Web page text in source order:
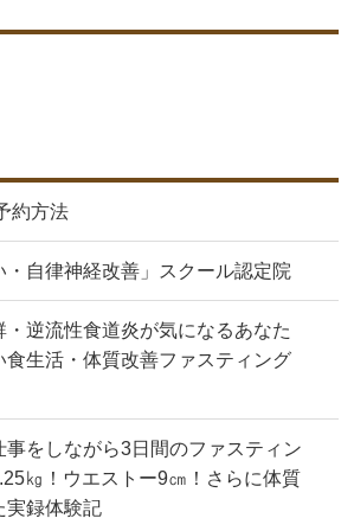
約方法
・自律神経改善」スクール認定院
・逆流性食道炎が気になるあなた
食生活・体質改善ファスティング
事をしながら3日間のファスティン
㎏！ウエストー9㎝！さらに体質
実録体験記